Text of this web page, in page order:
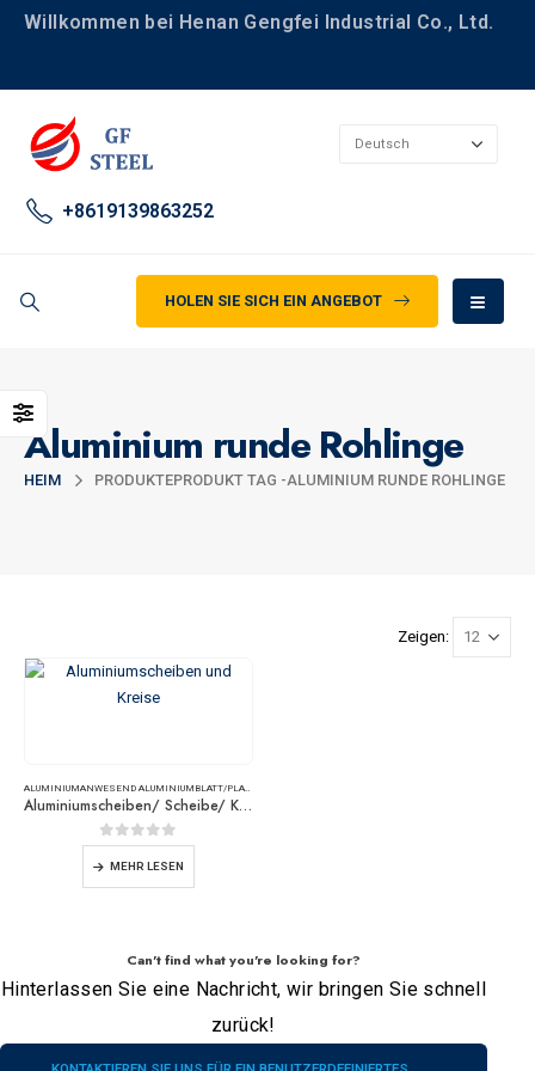
Willkommen bei Henan Gengfei Industrial Co., Ltd.
+8619139863252
HOLEN SIE SICH EIN ANGEBOT
Aluminium runde Rohlinge
HEIM PRODUKTEPRODUKT TAG -ALUMINIUM RUNDE ROHLINGE
Zeigen:
ALUMINIUMANWESEND ALUMINIUMBLATT/PLATTE
Aluminiumscheiben/ Scheibe/ Kreise/ Wafer
0Von 5
MEHR LESEN
Can't find what you're looking for?
Hinterlassen Sie eine Nachricht, wir bringen Sie schnell
zurück!